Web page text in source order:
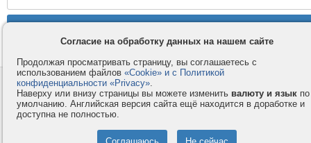
Контакты
Компания
Правила и условия
Услуги
Форумы
Согласие на обработку данных на нашем сайте
Продолжая просматривать страницу, вы соглашаетесь с
использованием файлов «Cookie» и с Политикой
конфиденциальности «Privacy».
Наверху или внизу страницы вы можете изменить валюту и язык по
умолчанию. Английская версия сайта ещё находится в доработке и
доступна не полностью.